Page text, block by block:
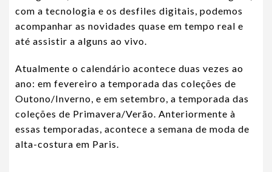
com a tecnologia e os desfiles digitais, podemos
acompanhar as novidades quase em tempo real e
até assistir a alguns ao vivo.
Atualmente o calendário acontece duas vezes ao
ano: em fevereiro a temporada das coleções de
Outono/Inverno, e em setembro, a temporada das
coleções de Primavera/Verão. Anteriormente à
essas temporadas, acontece a semana de moda de
alta-costura em Paris.